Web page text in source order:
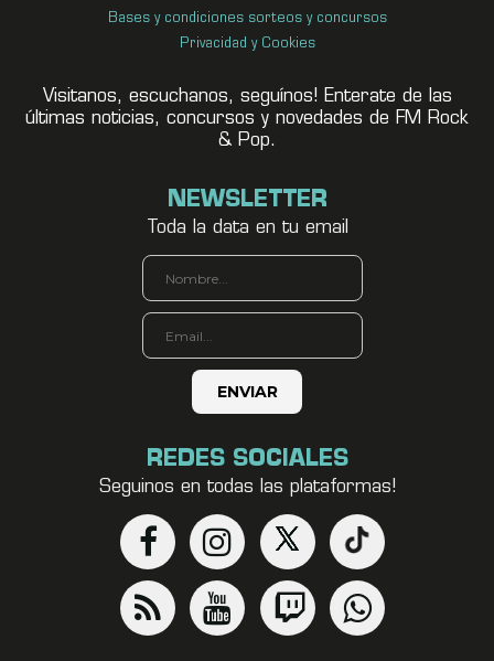
Bases y condiciones sorteos y concursos
Privacidad y Cookies
Visitanos, escuchanos, seguínos! Enterate de las
últimas noticias, concursos y novedades de FM Rock
& Pop.
NEWSLETTER
Toda la data en tu email
REDES SOCIALES
Seguinos en todas las plataformas!